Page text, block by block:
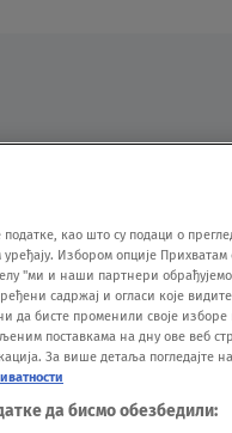
SPORT VIDEO
као што су подаци о
Избором опције Прихватам
"ми и наши партнери
садржај и огласи које
да бисте променили своје изборе
поставкама на дну ове веб
За више детаља погледајте
да бисмо обезбедили: